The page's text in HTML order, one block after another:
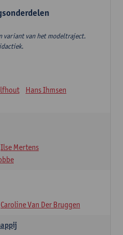
variant van het modeltraject.
Hans Ihmsen
Ilse Mertens
Caroline Van Der Bruggen